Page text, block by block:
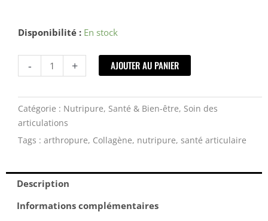
Disponibilité : En stock
-
quantité
Arthropure
Nutripure
des
articulations
gélules
+ AJOUTER AU PANIER
Catégorie : Nutripure, Santé & Bien-être, Soin des
articulations
Tags : arthropure, Collagène, nutripure, santé articulaire
Description
Informations complémentaires